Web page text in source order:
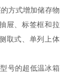
方式增加储存物
屉、标签框和拉
取式、单列上体
号的超低温冰箱